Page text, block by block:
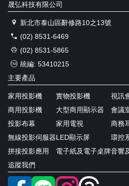
晟弘科技有限公司
新北市泰山區辭修路10之13號
(02) 8531-6469
(02) 8531-5865
統編: 53410215
主要產品
家用投影機
商用投影機
投影布幕
無線投影伺服器
拼接投影應用
實物投影機
大型商用顯示器
家用電視
LED顯示屏
電子紙及電子桌牌
視訊
會議
商務
環控
音響
追蹤我們